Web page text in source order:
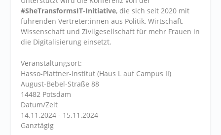
#SheTransformsIT-Initiative, die sich seit 2020 mit
führenden Vertreter:innen aus Politik, Wirtschaft,
Wissenschaft und Zivilgesellschaft für mehr Frauen in
die Digitalisierung einsetzt.
Veranstaltungsort:
Hasso-Plattner-Institut (Haus L auf Campus II)
August-Bebel-Straße 88
14482 Potsdam
Datum/Zeit
14.11.2024 - 15.11.2024
Ganztägig